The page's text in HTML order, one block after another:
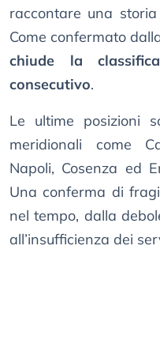
raccontare una
Come confermato
chiude la
consecutivo.
Le ultime posizioni
meridionali come
Napoli, Cosenza ed
Una conferma di
nel tempo, dalla
all’insufficienza dei